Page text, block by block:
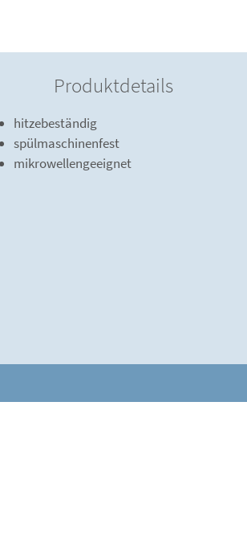
Produktdetails
hitzebeständig
spülmaschinenfest
mikrowellengeeignet